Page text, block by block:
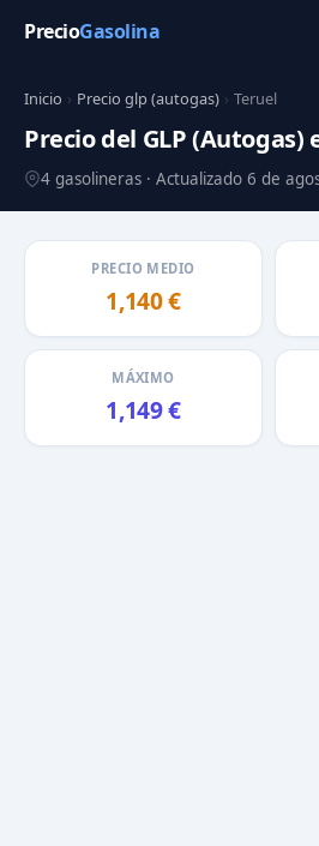
PrecioGasolina
Inicio › Precio glp (autogas) › Teruel
Precio del GLP (Autogas)
4 gasolineras · Actualizado 6 de
PRECIO MEDIO
1,140 €
MÁXIMO
1,149 €